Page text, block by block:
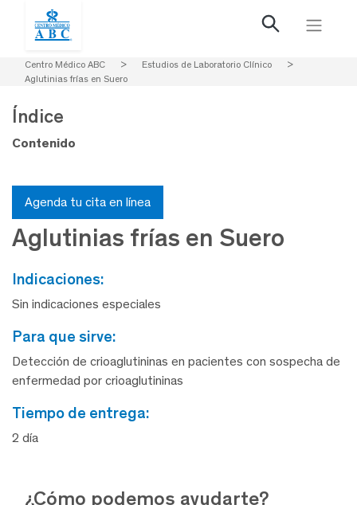
Centro Médico ABC > Estudios de Laboratorio Clínico
>
Aglutinias frías en Suero
Aglutinias frías en Suero
indicaciones:
Sin indicaciones especiales
para que sirve:
Detección de crioaglutininas en pacientes con sospecha de
enfermedad por crioaglutininas
tiempo de entrega:
2 día
¿Cómo podemos ayudarte?
Índice
Contenido
Agenda tu cita en línea